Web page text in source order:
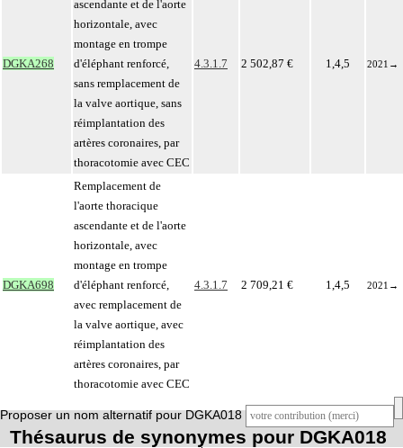
DGKA268
ascendante et de l'aorte
horizontale, avec
montage en trompe
d'éléphant renforcé,
sans remplacement de
la valve aortique, sans
réimplantation des
artères coronaires, par
thoracotomie avec CEC
4.3.1.7 2 502,87 € 1,4,5 2021 →
DGKA698
Remplacement de
l'aorte thoracique
ascendante et de l'aorte
horizontale, avec
montage en trompe
d'éléphant renforcé,
avec remplacement de
la valve aortique, avec
réimplantation des
artères coronaires, par
thoracotomie avec CEC
4.3.1.7 2 709,21 € 1,4,5 2021 →
Proposer un nom alternatif pour DGKA018
Thésaurus de synonymes pour DGKA018